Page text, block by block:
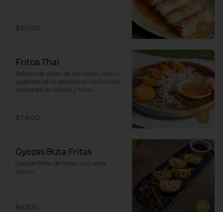
$6.900
Fritos Thai
Relleno de pasta de camarón, pollo y
vegetales de la estación en aliños thai,
apanados en panko y fritas,
$7.800
Gyozas Buta Fritas
Gyozas fritas de cerdo  con salsa
ponzu
$6.500